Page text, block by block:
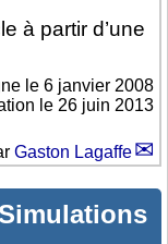
à partir d’une
le 6 janvier 2008
le 26 juin 2013
Gaston Lagaffe
Simulations